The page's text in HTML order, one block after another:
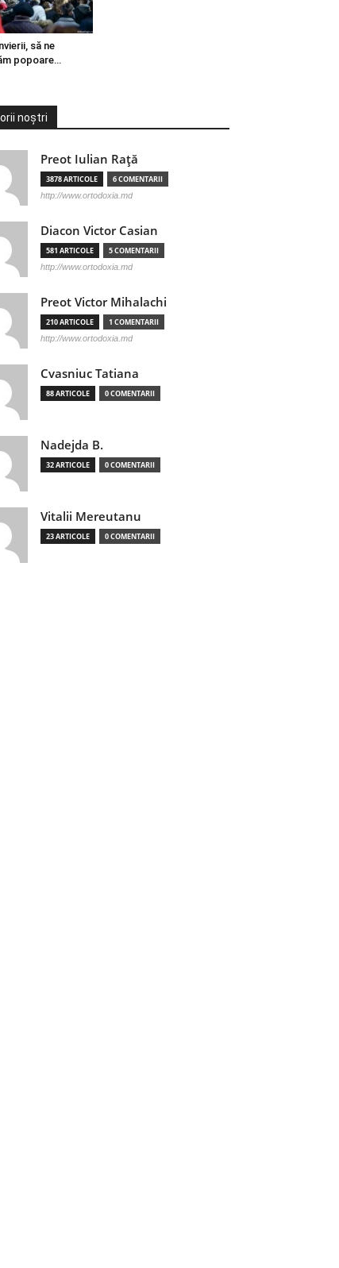
să ne
popoare…
noștri
Preot Iulian Raţă
3878 ARTICOLE 6 COMENTARII
http://www.ortodoxia.md
Diacon Victor Casian
581 ARTICOLE 5 COMENTARII
http://www.ortodoxia.md
Preot Victor Mihalachi
210 ARTICOLE 1 COMENTARII
http://www.ortodoxia.md
Cvasniuc Tatiana
88 ARTICOLE 0 COMENTARII
Nadejda B.
32 ARTICOLE 0 COMENTARII
Vitalii Mereutanu
23 ARTICOLE 0 COMENTARII